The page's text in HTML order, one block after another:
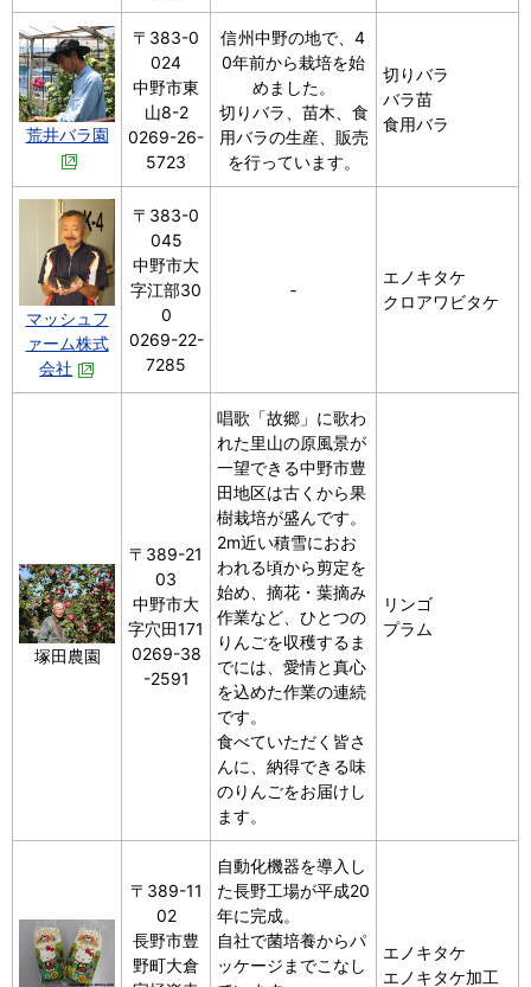
荒井バラ園
〒383-0
024
中野市東
山8-2
0269-26-
5723
信州中野の地で、4
0年前から栽培を始
めました。
切りバラ、苗木、食
用バラの生産、販売
を行っています。
切りバラ
バラ苗
食用バラ
マッシュフ
ァーム株式
会社
〒383-0
045
中野市大
字江部30
0
0269-22-
7285
‐
エノキタケ
クロアワビタケ
塚田農園
〒389-21
03
中野市大
字穴田171
0269-38
-2591
唱歌「故郷」に歌わ
れた里山の原風景が
一望できる中野市豊
田地区は古くから果
樹栽培が盛んです。
2m近い積雪におお
われる頃から剪定を
始め、摘花・葉摘み
作業など、ひとつの
りんごを収穫するま
でには、愛情と真心
を込めた作業の連続
です。
食べていただく皆さ
んに、納得できる味
のりんごをお届けし
ます。
リンゴ
プラム
〒389-11
02
長野市豊
野町大倉
自動化機器を導入し
た長野工場が平成20
年に完成。
自社で菌培養からパ
ッケージまでこなし
エノキタケ
エノキタケ加工